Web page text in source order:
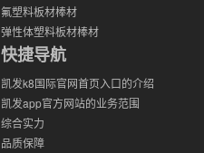
氟塑料板材棒材
弹性体塑料板材棒材
快捷导航
凯发k8国际官网首页入口的介绍
凯发app官方网站的业务范围
综合实力
品质保障